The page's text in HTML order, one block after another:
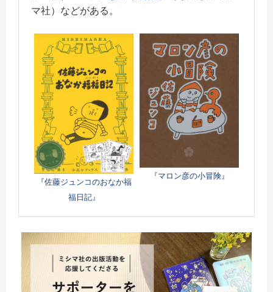
マ社）などがある。
『佐藤ジュンコのおなか福
福日記』
『マロン彦の小冒険』